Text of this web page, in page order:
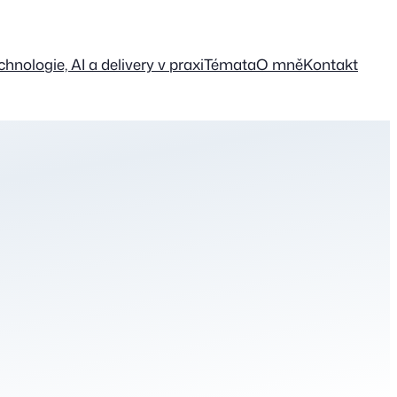
AI a delivery v praxiTémataO mněKontakt